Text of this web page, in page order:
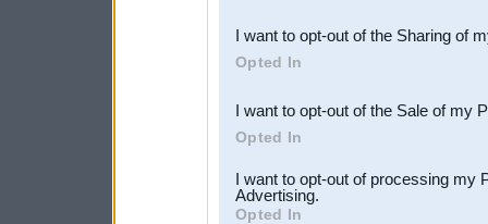
Downstream Participants
third parties.
I want to opt-out of the Sharing of
Opted In
I want to opt-out of the Sale of my
Opted In
I want to opt-out of processing my
Advertising.
Opted In